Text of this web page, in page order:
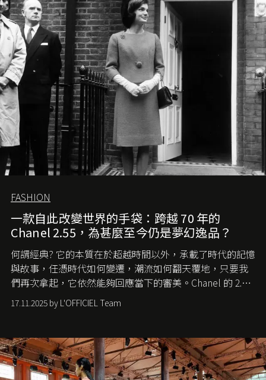
FASHION
一款自此改變世界的手袋：跨越 70 年的
Chanel 2.55，為甚麼至今仍是夢幻逸品？
何謂經典? 它的本質在於超越時間以外，承載了時代的記憶
與故事，任憑時代如何變遷，潮流如何翻天覆地，只要我
們再次拿起，它依然能夠回應當下的審美。Chanel 的 2.55
手袋更是這樣存在，自問世至今，一直有着舉足輕重的地
位。如果說每個女生的第一個夢想手袋是 Chanel，那 2.55
愛它的雋永與優雅。那麼這個手袋是怎麼誕生的呢？又為
甚麼取名叫 2.55 ？今天就由《L'Officiel HK》帶你穿越流金
歲月，回顧 2.55 的誕生故事。
17.11.2025 by L'OFFICIEL Team